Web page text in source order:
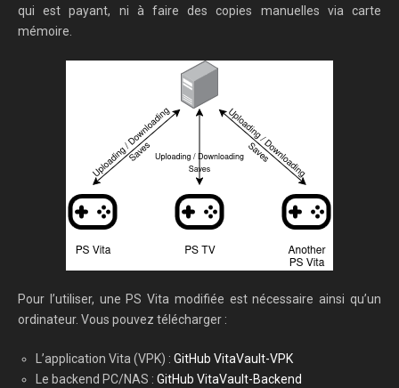
qui est payant, ni à faire des copies manuelles via carte
mémoire.
Pour l’utiliser, une PS Vita modifiée est nécessaire ainsi qu’un
ordinateur. Vous pouvez télécharger :
L’application Vita (VPK) : GitHub VitaVault-VPK
Le backend PC/NAS : GitHub VitaVault-Backend